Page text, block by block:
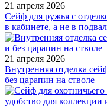
21 апреля 2026
Сейф для ружья с
в кабинете, а не в
21 апреля 2026
Внутренняя отделка
без царапин на стволе